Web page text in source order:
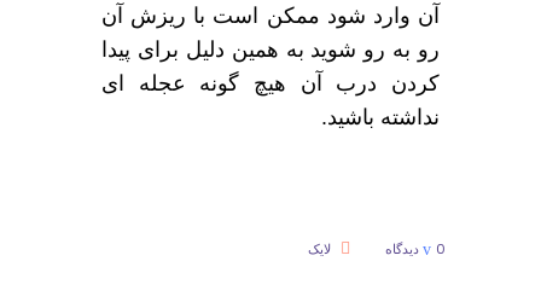
آن وارد شود ممکن است با ریزش آن
رو به رو شوید به همین دلیل برای پیدا
کردن درب آن هیچ گونه عجله ای
نداشته باشید.
0 دیدگاه لایک